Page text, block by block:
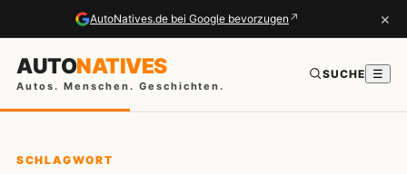
AutoNatives.de bei Google bevorzugen ↗ ×
AUTONATIVES
Autos. Menschen. Geschichten.
SUCHE ☰
SCHLAGWORT